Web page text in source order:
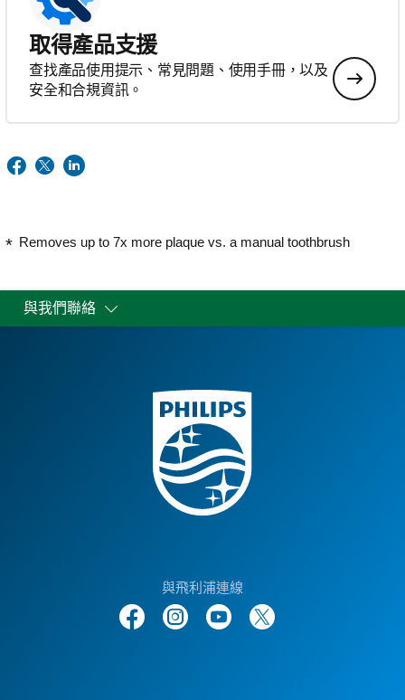
取得產品支援
查找產品使用提示、常見問題、使用手冊，以及
安全和合規資訊。
Removes up to 7x more plaque vs. a manual toothbrush
與我們聯絡
與飛利浦連線